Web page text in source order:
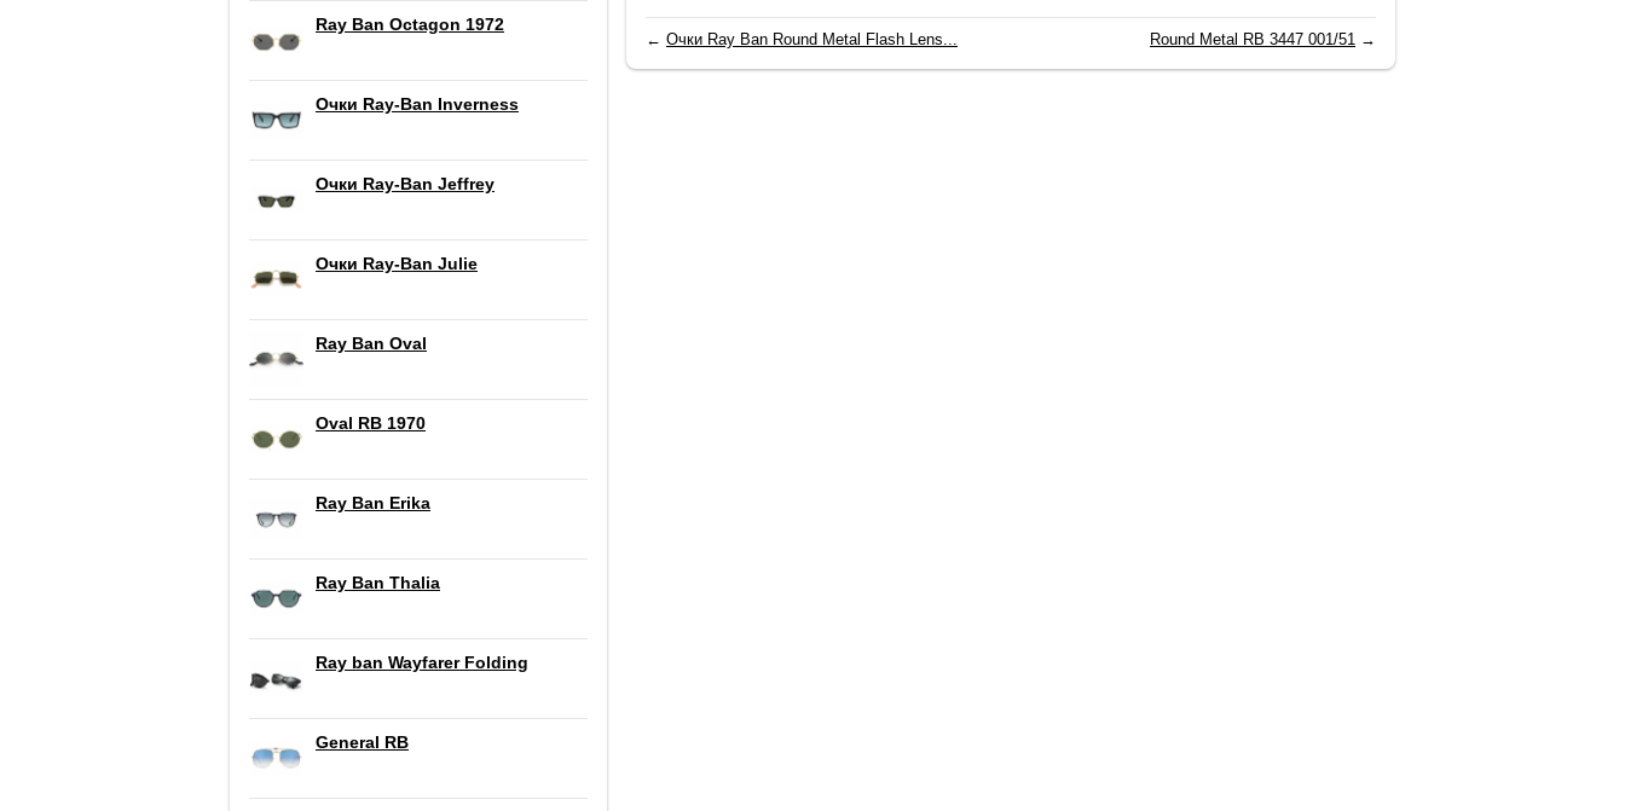
Ray Ban Octagon 1972
Очки Ray-Ban Inverness
Очки Ray-Ban Jeffrey
Очки Ray-Ban Julie
Ray Ban Oval
Oval RB 1970
Ray Ban Erika
Ray Ban Thalia
Ray ban Wayfarer Folding
General RB
← Очки Ray Ban Round Metal Flash Lens... Round Metal RB 3447 001/51 →